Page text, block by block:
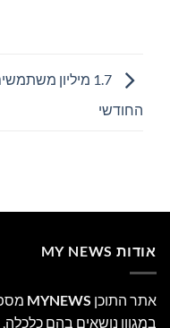
החודשי
אודות MY NEWS
אתר התוכן MYNEWS
במגוון נושאים בהם כלכלה,